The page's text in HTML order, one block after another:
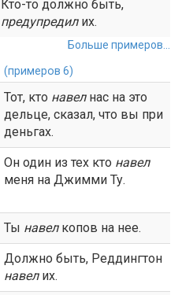
Кто-то должно быть,
предупредилих.
Больше примеров...
(примеров 6)
Тот, кто навелнас на это
дельце, сказал, что вы при
деньгах.
Он один из тех кто навел
меня на Джимми Ту.
Ты навелкопов на нее.
Должно быть, Реддингтон
навелих.